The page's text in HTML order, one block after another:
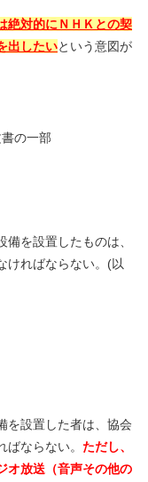
絶対的にＮＨＫとの契
出したいという意図が
の一部
備を設置したものは、
ればならない。 (以
を設置した者は、協会
ならない。 ただし、
オ放送（音声その他の